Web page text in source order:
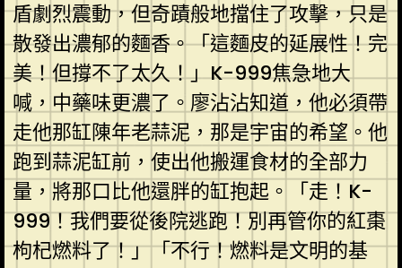
盾劇烈震動，但奇蹟般地擋住了攻擊，只是
散發出濃郁的麵香。「這麵皮的延展性！完
美！但撐不了太久！」K-999焦急地大
喊，中藥味更濃了。廖沾沾知道，他必須帶
走他那缸陳年老蒜泥，那是宇宙的希望。他
跑到蒜泥缸前，使出他搬運食材的全部力
量，將那口比他還胖的缸抱起。「走！K-
999！我們要從後院逃跑！別再管你的紅棗
枸杞燃料了！」「不行！燃料是文明的基